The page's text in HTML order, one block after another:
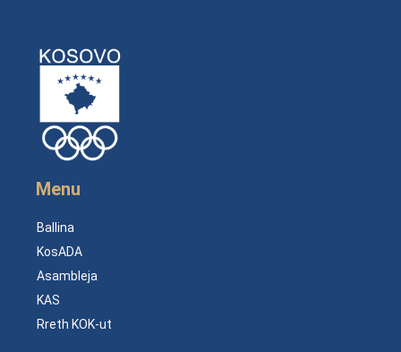
Menu
Ballina
KosADA
Asambleja
KAS
Rreth KOK-ut